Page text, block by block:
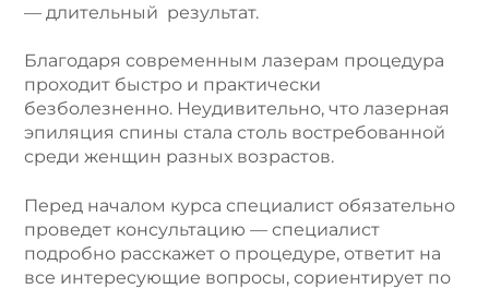
— длительный результат.
Благодаря современным лазерам процедура
проходит быстро и практически
безболезненно. Неудивительно, что лазерная
эпиляция спины стала столь востребованной
среди женщин разных возрастов.
Перед началом курса специалист обязательно
проведет консультацию — специалист
подробно расскажет о процедуре, ответит на
все интересующие вопросы, сориентирует по